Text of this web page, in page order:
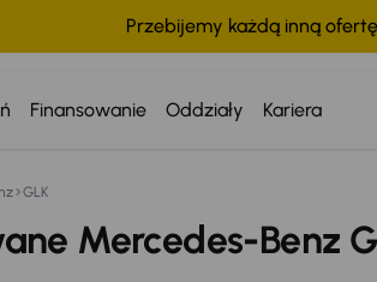
Przebijemy każdą inną
Finansowanie Oddziały Kariera
Anuluj wszystko
GLK
Mercedes-Benz